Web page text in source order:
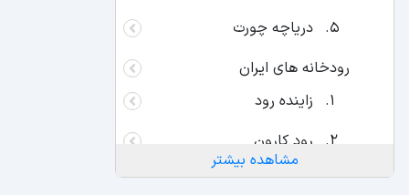
دریاچه چورت
رودخانه های ایران
زاینده رود
رود کارون
رودخانه جاجرود
مشاهده بیشتر